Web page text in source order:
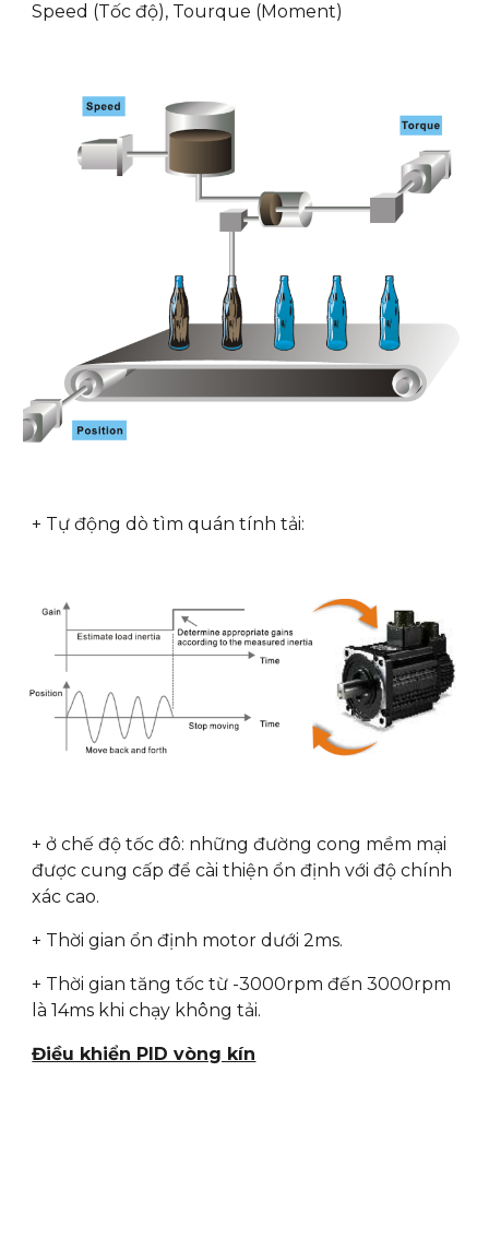
Speed (Tốc độ), Tourque (Moment)
+ Tự động dò tìm quán tính tải:
+ ở chế độ tốc đô: những đường cong mềm mại
được cung cấp để cài thiện ổn định với độ chính
xác cao.
+ Thời gian ổn định motor dưới 2ms.
+ Thời gian tăng tốc từ -3000rpm đến 3000rpm
là 14ms khi chạy không tải.
Điều khiển PID vòng kín